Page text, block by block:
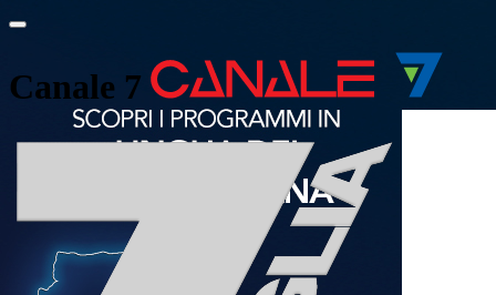
Canale 7